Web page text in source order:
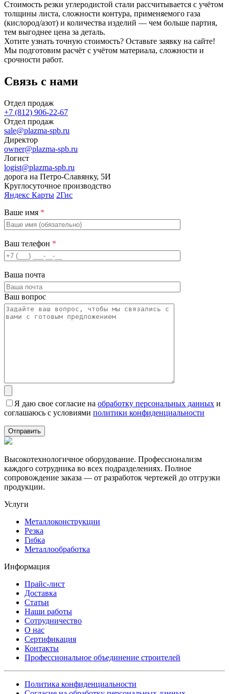
Стоимость резки углеродистой стали рассчитывается с учётом
толщины листа, сложности контура, применяемого газа
(кислород/азот) и количества изделий — чем больше партия,
тем выгоднее цена за деталь.
Хотите узнать точную стоимость? Оставьте заявку на сайте!
Мы подготовим расчёт с учётом материала, сложности и
срочности работ.
Связь с нами
Отдел продаж
+7 (812) 906-22-67
Отдел продаж
sale@plazma-spb.ru
Директор
owner@plazma-spb.ru
Логист
logist@plazma-spb.ru
дорога на Петро-Славянку, 5И
Круглосуточное производство
Яндекс Карты 2Гис
Ваше имя *
Ваш телефон *
Ваша почта
Ваш вопрос
Я даю свое согласие на обработку персональных данных и
соглашаюсь с условиями политики конфиденциальности
Высокотехнологичное оборудование. Профессионализм
каждого сотрудника во всех подразделениях. Полное
сопровождение заказа — от разработок чертежей до отгрузки
продукции.
Услуги
Металлоконструкции
Резка
Гибка
Металлообработка
Информация
Прайс-лист
Доставка
Статьи
Наши работы
Сотрудничество
О нас
Сертификация
Контакты
Профессиональное объединение строителей
Политика конфиденциальности